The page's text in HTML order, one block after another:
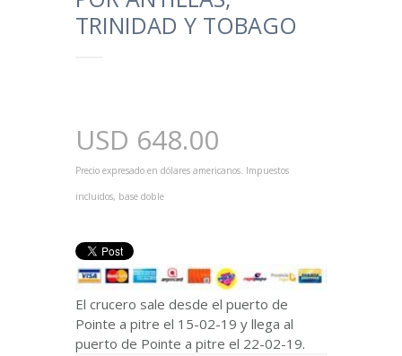
TRINIDAD Y TOBAGO
USD 648.00
Precio expresado en dólares americanos. Impuestos
incluidos, base doble
El crucero sale desde el puerto de
Pointe a pitre el 15-02-19 y llega al
puerto de Pointe a pitre el 22-02-19.